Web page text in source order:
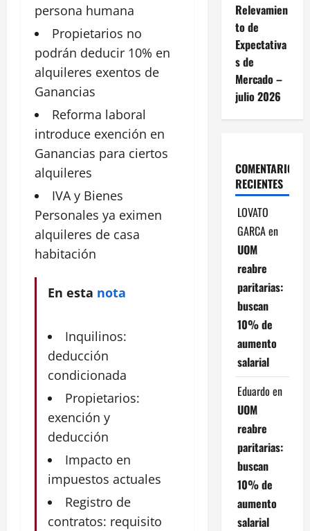
persona humana
Propietarios no
podrán deducir 10% en
alquileres exentos de
Ganancias
Reforma laboral
introduce exención en
Ganancias para ciertos
alquileres
IVA y Bienes
Personales ya eximen
alquileres de casa
habitación
En esta nota
Inquilinos:
deducción
condicionada
Propietarios:
exención y
deducción
Impacto en
impuestos actuales
Registro de
contratos: requisito
Relevamien
to de
Expectativa
s de
Mercado –
julio 2026
COMENTARIOS
RECIENTES
LOVATO
GARCAen
UOM
reabre
paritarias:
buscan
10% de
aumento
salarial
Eduardo en
UOM
reabre
paritarias:
buscan
10% de
aumento
salarial